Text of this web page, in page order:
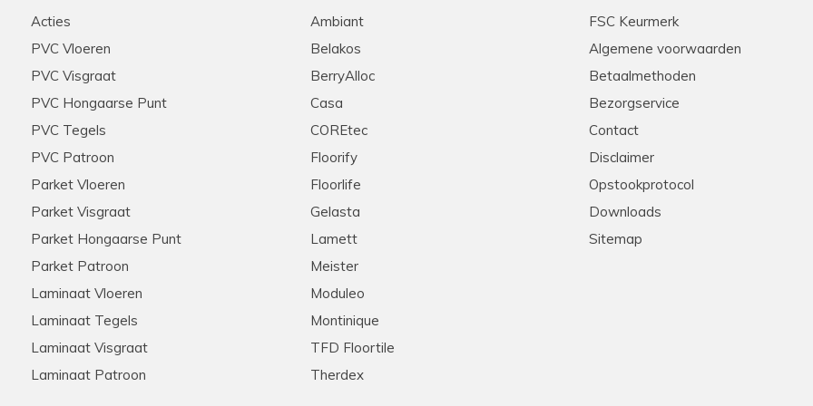
zouden aanschaffen
keuze gemaakt
ook de woonkamer en de
na wat zoekwerk een
dit werd snel en zonder
, met zeer ruime
raden ze aan iedereen aan!
zijn klanten! Meerdere
via de telefoon. Kent zijn
hartelijk bedankt
28-11-2025
Aanrader in alle opzichten!
Meedenkend, flexibel, snelle levering, goede prijs-kwaliteit. Heel erg
tevreden klanten hier!
Acties
PVC Vloeren
PVC Visgraat
PVC Hongaarse Punt
PVC Tegels
PVC Patroon
Parket Vloeren
Parket Visgraat
Parket Hongaarse Punt
Parket Patroon
Laminaat Vloeren
Laminaat Tegels
Laminaat Visgraat
Laminaat Patroon
Ambiant
Belakos
BerryAlloc
Casa
COREtec
Floorify
Floorlife
Gelasta
Lamett
Meister
Moduleo
Montinique
TFD Floortile
Therdex
FSC Keurmerk
Algemene voorwaarden
Betaalmethoden
Bezorgservice
Contact
Disclaimer
Opstookprotocol
Downloads
Sitemap